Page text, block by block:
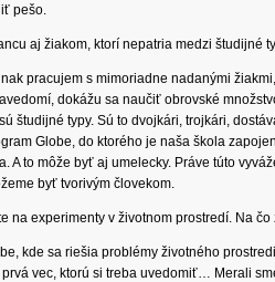
pešo.
aj žiakom, ktorí nepatria medzi študijné
pracujem s mimoriadne nadanými
dokážu sa naučiť obrovské
študijné typy. Sú to dvojkári, trojkári,
Globe, do ktorého je naša škola
A to môže byť aj umelecky. Práve túto
byť tvorivým človekom.
na experimenty v životnom prostredí. Na
kde sa riešia problémy životného
vec, ktorú si treba uvedomiť… Merali